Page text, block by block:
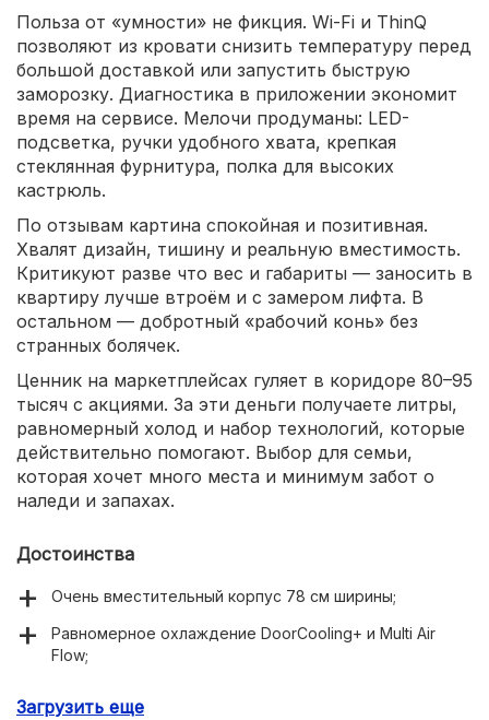
Польза от «умности» не фикция. Wi-Fi и ThinQ
позволяют из кровати снизить температуру перед
большой доставкой или запустить быструю
заморозку. Диагностика в приложении экономит
время на сервисе. Мелочи продуманы: LED-
подсветка, ручки удобного хвата, крепкая
стеклянная фурнитура, полка для высоких
кастрюль.
По отзывам картина спокойная и позитивная.
Хвалят дизайн, тишину и реальную вместимость.
Критикуют разве что вес и габариты — заносить в
квартиру лучше втроём и с замером лифта. В
остальном — добротный «рабочий конь» без
странных болячек.
Ценник на маркетплейсах гуляет в коридоре 80–95
тысяч с акциями. За эти деньги получаете литры,
равномерный холод и набор технологий, которые
действительно помогают. Выбор для семьи,
которая хочет много места и минимум забот о
наледи и запахах.
Достоинства
Очень вместительный корпус 78 см ширины;
Равномерное охлаждение DoorCooling+ и Multi Air
Flow;
Загрузить еще